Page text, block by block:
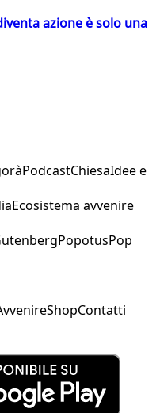
azione è solo una
PodcastChiesaIdee e
Ecosistema avvenire
PopotusPop
ShopContatti